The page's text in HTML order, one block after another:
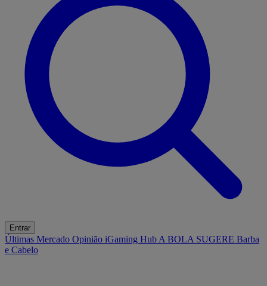
Entrar
Últimas Mercado Opinião iGaming Hub A BOLA SUGERE Barba
e Cabelo